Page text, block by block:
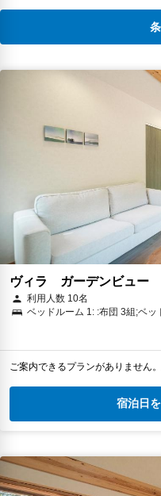
ヴィラ ガーデンビュー
利用人数 10名
ベッドルーム 1: :布団 3組;ベ
ご案内できるプランがありません
宿泊日